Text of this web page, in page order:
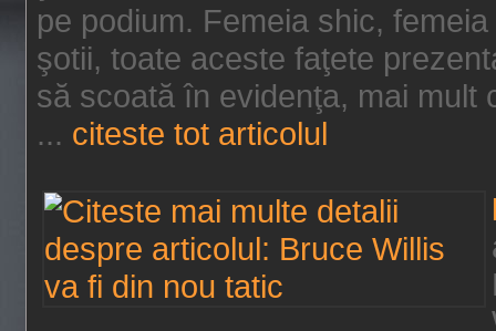
pe podium. Femeia shic,
şotii, toate aceste faţete
să scoată în evidenţa, mai mult
... citeste tot articolul